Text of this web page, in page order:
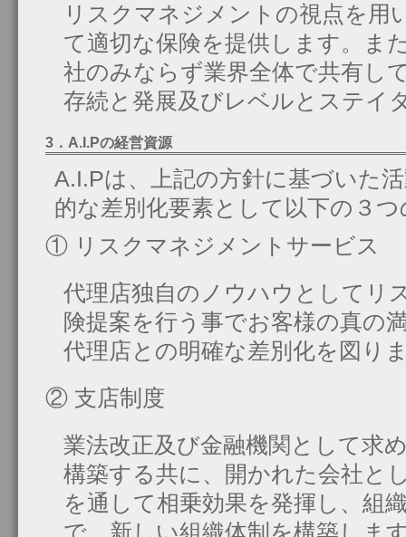
リスクマネジメントの視点を用
て適切な保険を提供します。ま
社のみならず業界全体で共有し
存続と発展及びレベルとステイ
3．A.I.Pの経営資源
A.I.Pは、上記の方針に基づいた
的な差別化要素として以下の３
① リスクマネジメントサービス
代理店独自のノウハウとしてリ
険提案を行う事でお客様の真の
代理店との明確な差別化を図り
② 支店制度
業法改正及び金融機関として求
構築する共に、開かれた会社と
を通して相乗効果を発揮し、組
で、新しい組織体制を構築しま